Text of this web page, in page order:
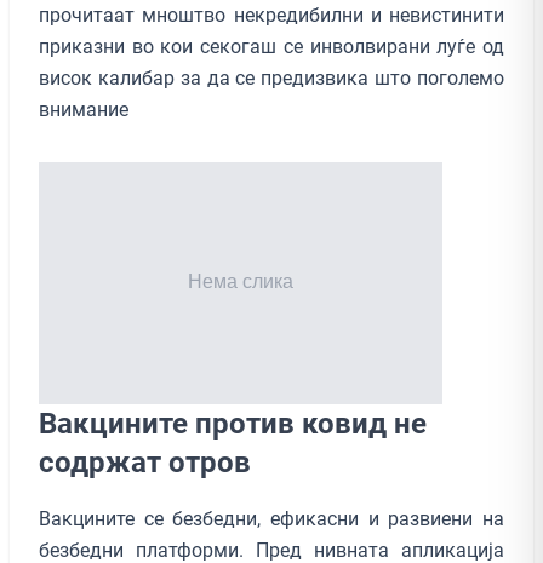
прочитаат мноштво некредибилни и невистинити
приказни во кои секогаш се инволвирани луѓе од
висок калибар за да се предизвика што поголемо
внимание
Вакцините против ковид не
содржат отров
Вакцините се безбедни, ефикасни и развиени на
безбедни платформи. Пред нивната апликација